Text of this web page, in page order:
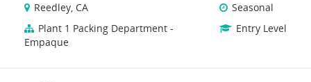
Reedley, CA
Seasonal
Plant 1 Packing Department -
Empaque
Entry Level